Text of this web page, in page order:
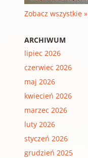
Zobacz wszystkie »
ARCHIWUM
lipiec 2026
czerwiec 2026
maj 2026
kwiecień 2026
marzec 2026
luty 2026
styczeń 2026
grudzień 2025